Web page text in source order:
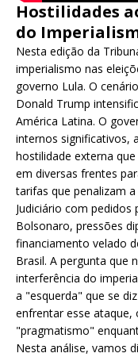
Hostilidades
do
Nesta edição da
imperialismo nas
governo Lula. O
Donald Trump
América Latina. O
internos significativos,
hostilidade externa
em diversas frentes
tarifas que penalizam
Judiciário com
Bolsonaro, pressões
financiamento velado
Brasil. A pergunta que
interferência do
a "esquerda" que se
enfrentar esse
"pragmatismo"
Nesta análise, vamos